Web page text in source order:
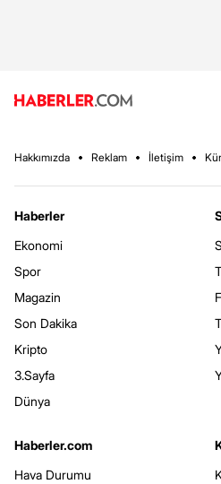
Hakkımızda Reklam İletişim
Haberler
Ekonomi
Spor
Magazin
Son Dakika
Kripto
3.Sayfa
Dünya
Haberler.com
Hava Durumu